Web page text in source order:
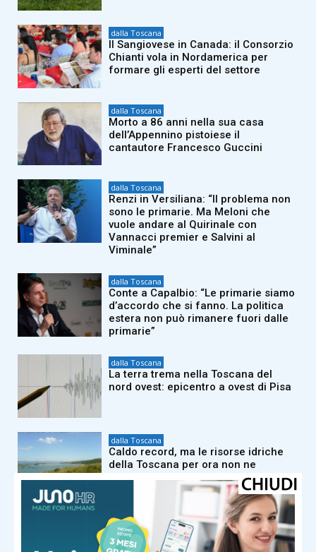
dalla Toscana
Il Sangiovese in Canada: il Consorzio
Chianti vola in Nordamerica per
formare gli esperti del settore
dalla Toscana
Morto a 86 anni nella sua casa
dell’Appennino pistoiese il
cantautore Francesco Guccini
dalla Toscana
Renzi in Versiliana: “Il problema non
sono le primarie. Ma Meloni che
vuole andare al Quirinale con
Vannacci premier e Salvini al
Viminale”
dalla Toscana
Conte a Capalbio: “Le primarie siamo
d’accordo che si fanno. La politica
estera non può rimanere fuori dalle
primarie”
dalla Toscana
La terra trema nella Toscana del
nord ovest: epicentro a ovest di Pisa
dalla Toscana
Caldo record, ma le risorse idriche
della Toscana per ora non ne
risentono
dalla Toscana
Tajani a La Versiliana su Ceuta e stop
Schengen con Spagna: “Verifichiamo